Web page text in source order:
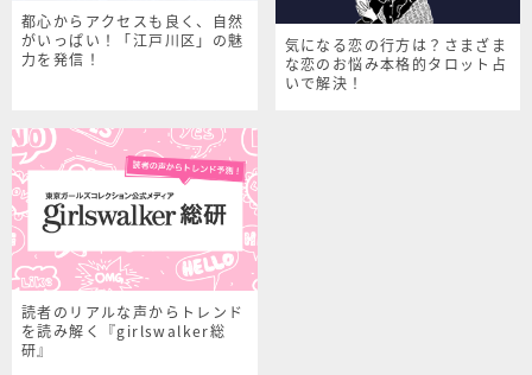
都心からアクセスも良く、自然
がいっぱい！「江戸川区」の魅
力を発信！
気になる恋の行方は？さまざま
な恋のお悩み本格的タロット占
いで解決！
読者のリアルな声からトレンド
を読み解く『girlswalker総
研』